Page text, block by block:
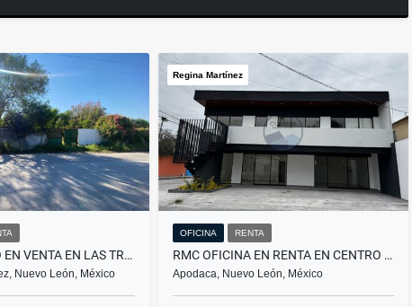
MMC TERRENO EN VENTA EN LAS TRANCAS EN CADEREYTA EN NUEVO LEON
Nuevo León, México
Regina Martínez
OFICINA RENTA
RMC OFICINA EN RENTA EN CENTRO DE APODACA EN N L
Apodaca, Nuevo León, México